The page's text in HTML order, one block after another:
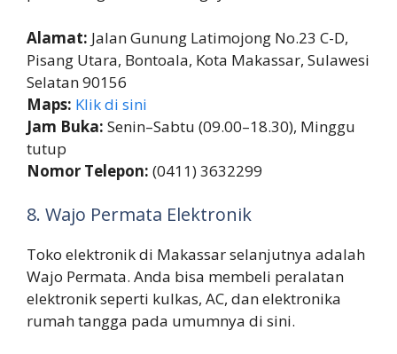
Alamat: Jalan Gunung Latimojong No.23 C-D,
Pisang Utara, Bontoala, Kota Makassar, Sulawesi
Selatan 90156
Maps: Klik di sini
Jam Buka: Senin–Sabtu (09.00–18.30), Minggu
tutup
Nomor Telepon: (0411) 3632299
8. Wajo Permata Elektronik
Toko elektronik di Makassar selanjutnya adalah
Wajo Permata. Anda bisa membeli peralatan
elektronik seperti kulkas, AC, dan elektronika
rumah tangga pada umumnya di sini.